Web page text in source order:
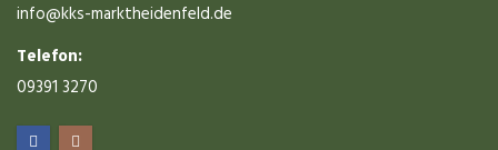
info@kks-marktheidenfeld.de
Telefon:
09391 3270